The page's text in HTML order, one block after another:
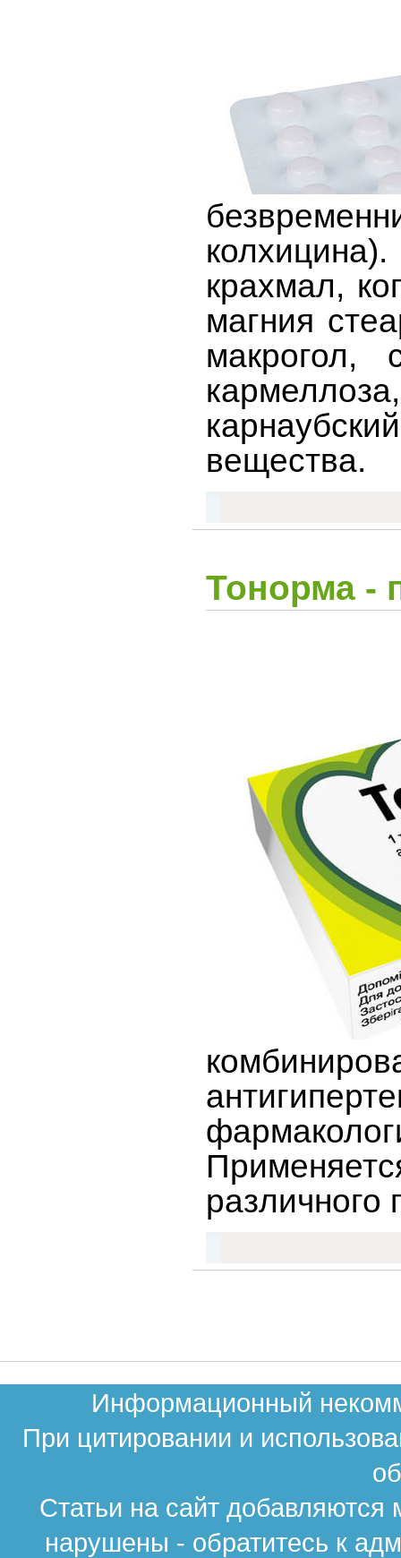
крахмал,
магния
макрогол,
вещества.
Тонорма -
различного
Информационный
При цитировании и
Статьи на сайт
нарушены - обратитесь к